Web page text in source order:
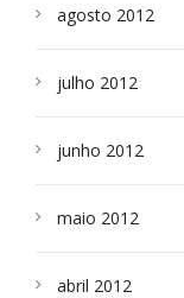
agosto 2012
julho 2012
junho 2012
maio 2012
abril 2012